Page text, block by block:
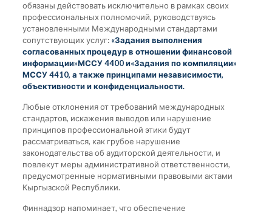
обязаны действовать исключительно в рамках своих
профессиональных полномочий, руководствуясь
установленными Международными стандартами
сопутствующих услуг: «Задания выполнения
согласованных процедур в отношении финансовой
информации»МССУ4400и«Задания по компиляции»
МССУ4410, а такжепринципами независимости,
объективности и конфиденциальности.
Любые отклонения от требований международных
стандартов, искажения выводов или нарушение
принципов профессиональной этики будут
рассматриваться, как грубое нарушение
законодательства об аудиторской деятельности, и
повлекут меры административной ответственности,
предусмотренные нормативными правовыми актами
Кыргызской Республики.
Финнадзор напоминает, что обеспечение